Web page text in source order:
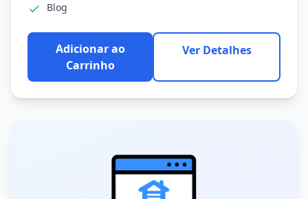
Blog
Adicionar ao
Carrinho
Ver Detalhes